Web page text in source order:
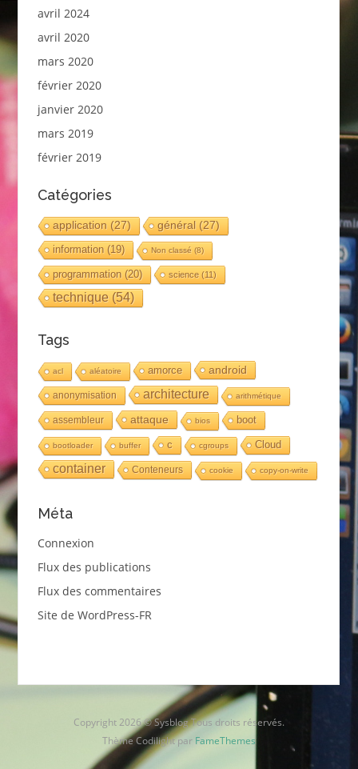
avril 2024
avril 2020
mars 2020
février 2020
janvier 2020
mars 2019
février 2019
Catégories
application(27) général(27)
information(19) Non classé(8)
programmation(20) science(11)
technique(54)
Tags
acl aléatoire amorce android
anonymisation architecture arithmétique
assembleur attaque bios boot
bootloader buffer c cgroups Cloud
container Conteneurs cookie copy-on-write
Méta
Connexion
Flux des publications
Flux des commentaires
Site de WordPress-FR
Copyright 2026 © Sysblog Tous droits réservés.
Thème Codilight par FameThemes